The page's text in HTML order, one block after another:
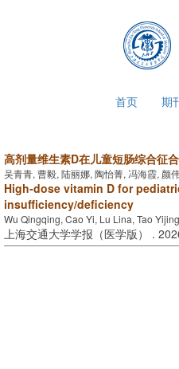
首页 期
高剂量维生素D在儿童短肠综合征
吴青青, 曹毅, 陆丽娜, 陶怡菁, 冯海霞, 颜
High-dose vitamin D for
insufficiency/deficiency
Wu Qingqing, Cao Yi, Lu Lina, Tao
上海交通大学学报（医学版） .